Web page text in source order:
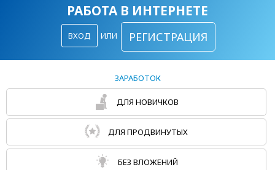
РАБОТА В ИНТЕРНЕТЕ
ВХОД ИЛИ РЕГИСТРАЦИЯ
ЗАРАБОТОК
ДЛЯ НОВИЧКОВ
ДЛЯ ПРОДВИНУТЫХ
БЕЗ ВЛОЖЕНИЙ